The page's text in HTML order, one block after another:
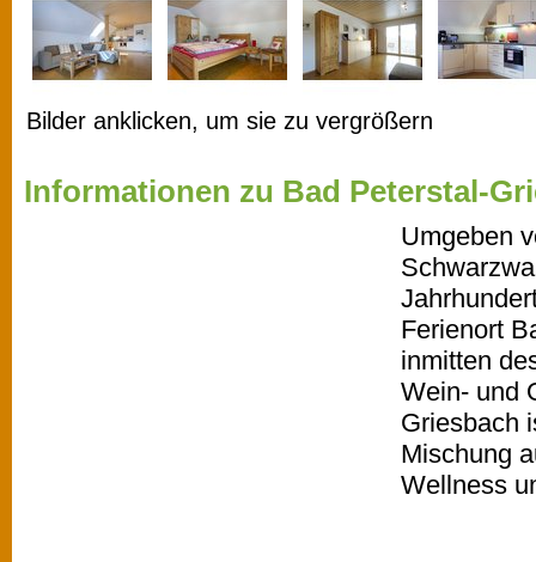
Bilder anklicken, um sie zu vergrößern
Informationen zu Bad Peterstal-
Umgeben
Ferienort
inmitten
Wein- und
Griesbach
Mischung
Wellness